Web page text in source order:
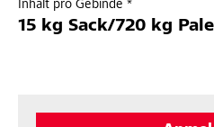
Inhalt pro Gebinde *
15 kg Sack/720 kg